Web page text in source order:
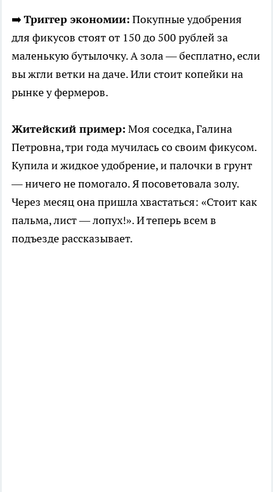
➡️Триггер экономии: Покупные удобрения
для фикусов стоят от 150 до 500 рублей за
маленькую бутылочку. А зола — бесплатно, если
вы жгли ветки на даче. Или стоит копейки на
рынке у фермеров.
Житейский пример: Моя соседка, Галина
Петровна, три года мучилась со своим фикусом.
Купила и жидкое удобрение, и палочки в грунт
— ничего не помогало. Я посоветовала золу.
Через месяц она пришла хвастаться: «Стоит как
пальма, лист — лопух!». И теперь всем в
подъезде рассказывает.